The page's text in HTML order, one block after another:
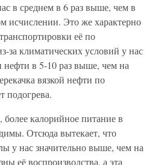
в среднем в 6 раз выше, чем в
исчислении. Это же характерно
её по
за климатических условий у нас
нефти в 5-10 раз выше, чем на
вязкой нефти по
подогрева.
калорийное питание в
Отсюда вытекает, что
у нас значительно выше, чем на
её воспроизводства, а эта